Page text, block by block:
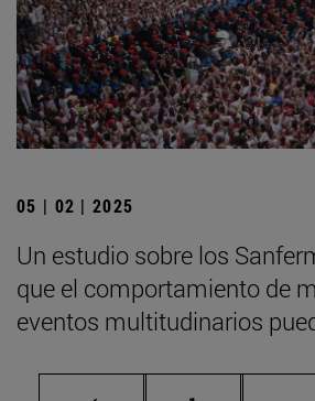
05 | 02 | 2025
Un estudio sobre los
que el comportamiento de
eventos multitudinarios